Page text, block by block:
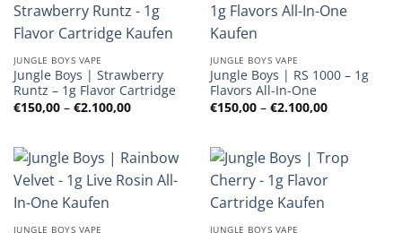
JUNGLE BOYS VAPE
Jungle Boys | Strawberry
Runtz – 1g Flavor Cartridge
€150,00 – €2.100,00Preisspanne:
€150,00
JUNGLE BOYS VAPE
Jungle Boys | RS 1000 – 1g
Flavors All-In-One
€150,00 – €2.100,00
€150,00
JUNGLE BOYS VAPE JUNGLE BOYS VAPE